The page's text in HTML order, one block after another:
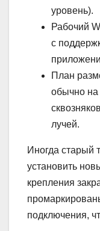
уровень).
Рабочий
с
План
обычно на
лучей.
Иногда старый
установить
крепления
подключения,